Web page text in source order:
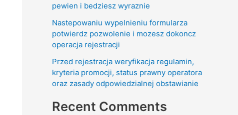
pewien i bedziesz wyraznie
Nastepowaniu wypelnieniu formularza
potwierdz pozwolenie i mozesz dokoncz
operacja rejestracji
Przed rejestracja weryfikacja regulamin,
kryteria promocji, status prawny operatora
oraz zasady odpowiedzialnej obstawianie
Recent Comments